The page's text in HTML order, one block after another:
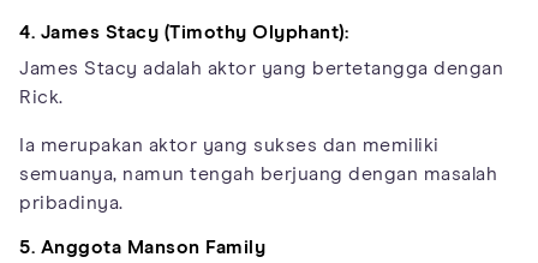
4. James Stacy (Timothy Olyphant):
James Stacy adalah aktor yang bertetangga dengan
Rick.
Ia merupakan aktor yang sukses dan memiliki
semuanya, namun tengah berjuang dengan masalah
pribadinya.
5. Anggota Manson Family